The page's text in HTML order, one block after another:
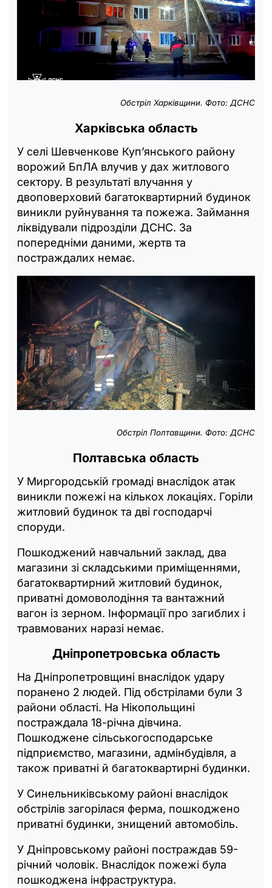
Обстріл Харківщини. Фото: ДСНС
Харківська область
У селі Шевченкове Куп’янського району
ворожий БпЛА влучив у дах житлового
сектору. В результаті влучання у
двоповерховий багатоквартирний будинок
виникли руйнування та пожежа. Займання
ліквідували підрозділи ДСНС. За
попередніми даними, жертв та
постраждалих немає.
Обстріл Полтавщини. Фото: ДСНС
Полтавська область
У Миргородській громаді внаслідок атак
виникли пожежі на кількох локаціях. Горіли
житловий будинок та дві господарчі
споруди.
Пошкоджений навчальний заклад, два
магазини зі складськими приміщеннями,
багатоквартирний житловий будинок,
приватні домоволодіння та вантажний
вагон із зерном. Інформації про загиблих і
травмованих наразі немає.
Дніпропетровська область
На Дніпропетровщині внаслідок удару
поранено 2 людей. Під обстрілами були 3
райони області. На Нікопольщині
постраждала 18-річна дівчина.
Пошкоджене сільськогосподарське
підприємство, магазини, адмінбудівля, а
також приватні й багатоквартирні будинки.
У Синельниківському районі внаслідок
обстрілів загорілася ферма, пошкоджено
приватні будинки, знищений автомобіль.
У Дніпровському районі постраждав 59-
річний чоловік. Внаслідок пожежі була
пошкоджена інфраструктура.